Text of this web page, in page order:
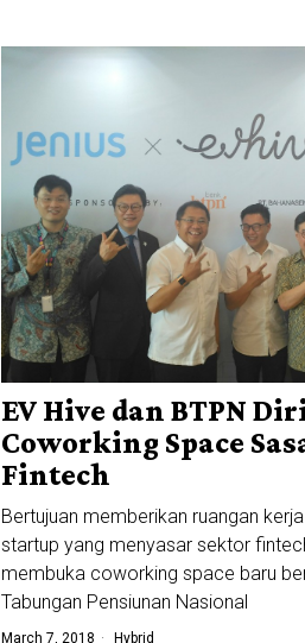
EV Hive dan BTPN
Coworking Space
Fintech
Bertujuan memberikan ruangan
startup yang menyasar sektor
membuka coworking space baru
Tabungan Pensiunan Nasional
March 7, 2018 Hybrid